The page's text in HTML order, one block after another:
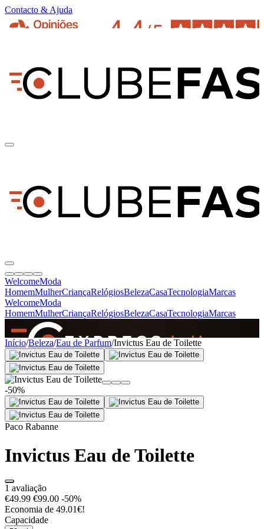
Contacto & Ajuda
WelcomeModa
HomemMulherCriançaRelógiosBelezaCasaTecnologiaMarcas
WelcomeModa
HomemMulherCriançaRelógiosBelezaCasaTecnologiaMarcas
SINCE 2005
+de 36.000 reviews
Início/Beleza/Eau de Parfum/Invictus Eau de Toilette
-50%
Paco Rabanne
Invictus Eau de Toilette
1 avaliação
€49.99 €99.00 -50%
Economia de 49.01€!
Capacidade